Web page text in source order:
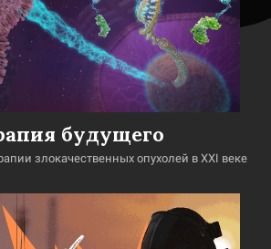
будущего
злокачественных опухолей в XXI веке